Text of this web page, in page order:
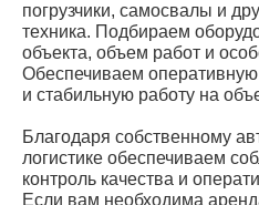
погрузчики, самосвалы и
техника. Подбираем
объекта, объем работ и
Обеспечиваем оперативную
и стабильную работу на
Благодаря собственному
логистике обеспечиваем
контроль качества и
Если вам необходима